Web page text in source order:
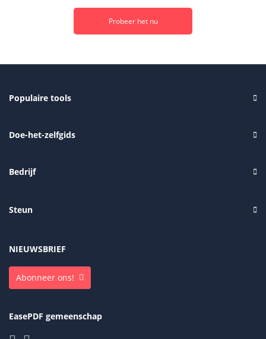
Probeer het nu
Populaire tools
Doe-het-zelfgids
Bedrijf
Steun
NIEUWSBRIEF
Abonneer ons!
EasePDF gemeenschap